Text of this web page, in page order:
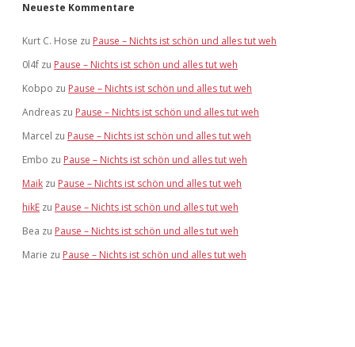
Neueste Kommentare
Kurt C. Hose zu Pause – Nichts ist schön und alles tut weh
0l4f zu Pause – Nichts ist schön und alles tut weh
Kobpo zu Pause – Nichts ist schön und alles tut weh
Andreas zu Pause – Nichts ist schön und alles tut weh
Marcel zu Pause – Nichts ist schön und alles tut weh
Embo zu Pause – Nichts ist schön und alles tut weh
Maik zu Pause – Nichts ist schön und alles tut weh
hikE zu Pause – Nichts ist schön und alles tut weh
Bea zu Pause – Nichts ist schön und alles tut weh
Marie zu Pause – Nichts ist schön und alles tut weh